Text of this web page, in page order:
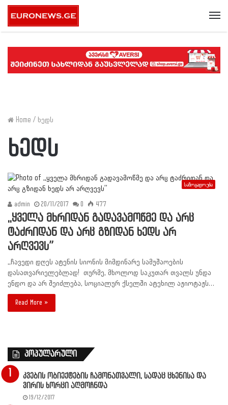
Home / ხედს
ხედს
საზოგადოება
admin 20/11/2017 0 477
,,ყველა მხრიდან გადავამოწმე და არც
ტაძრიდან და არც გზიდან ხედს არ
არღვევს”
,,ჩავედი დღეს ატენის სიონის მიმდინარე სამუშაოების
დასათვარიელებლად! თურმე, მხოლოდ საკუთარ თვალს უნდა
ენდო და არ შეიძლება, სოციალურ ქსელში ატეხილ აჟიოტაჟს…
Read More »
პოპულარული
კვების ობიექტების ჩამონათვალი, სადაც ცხენისა და
ვირის ხორცი აღმოჩნდა
19/12/2017